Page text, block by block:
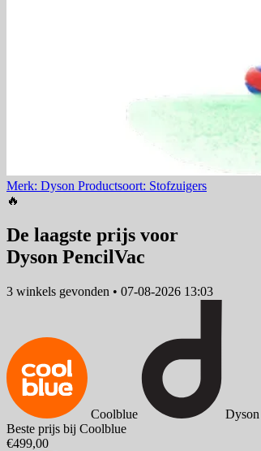
Merk: Dyson Productsoort: Stofzuigers
🔥
De laagste prijs voor
Dyson PencilVac
3 winkels gevonden • 07-08-2026 13:03
Coolblue Dyson
Beste prijs bij Coolblue
€499,00